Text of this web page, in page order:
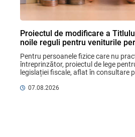
Proiectul de modificare a
noile reguli pentru veniturile
Pentru persoanele fizice care nu
întreprinzător, proiectul de lege
legislației fiscale, aflat în consultare
07.08.2026